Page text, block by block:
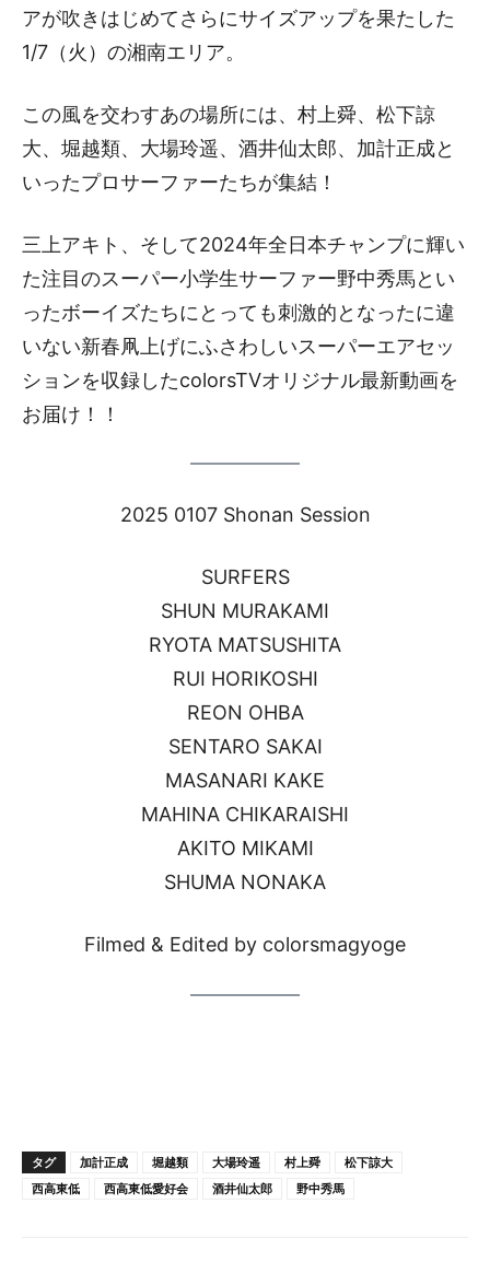
アが吹きはじめてさらにサイズアップを果たした
1/7（火）の湘南エリア。
この風を交わすあの場所には、村上舜、松下諒
大、堀越類、大場玲遥、酒井仙太郎、加計正成と
いったプロサーファーたちが集結！
三上アキト、そして2024年全日本チャンプに輝い
た注目のスーパー小学生サーファー野中秀馬とい
ったボーイズたちにとっても刺激的となったに違
いない新春凧上げにふさわしいスーパーエアセッ
ションを収録したcolorsTVオリジナル最新動画を
お届け！！
2025 0107 Shonan Session
SURFERS
SHUN MURAKAMI
RYOTA MATSUSHITA
RUI HORIKOSHI
REON OHBA
SENTARO SAKAI
MASANARI KAKE
MAHINA CHIKARAISHI
AKITO MIKAMI
SHUMA NONAKA
Filmed & Edited by colorsmagyoge
タグ 加計正成 堀越類 大場玲遥 村上舜
松下諒大
西高東低
西高東低愛好会 酒井仙太郎 野中秀馬